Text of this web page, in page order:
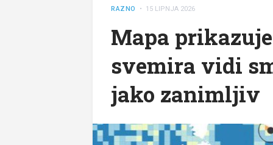
RAZNO • 15 LIPNJA 2026
Mapa
svemira vidi
jako zanimljiv